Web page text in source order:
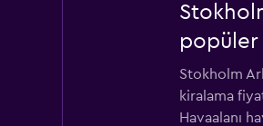
popüler
Stokholm
kiralama
Havaalanı